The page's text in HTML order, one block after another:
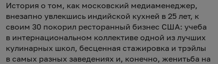
История о том, как московский медиаменеджер,
внезапно увлекшись индийской кухней в 25 лет, к
своим 30 покорил ресторанный бизнес США: учеба
в интернациональном коллективе одной из лучших
кулинарных школ, бесценная стажировка и трэйлы
в самых разных заведениях и, конечно, женитьба на